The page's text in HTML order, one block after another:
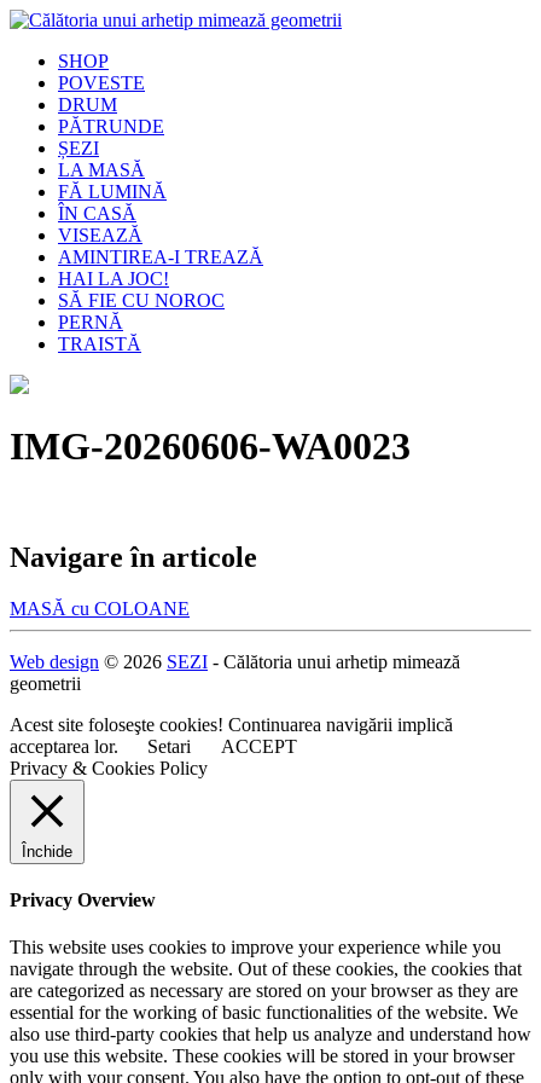
SHOP
POVESTE
DRUM
PĂTRUNDE
ȘEZI
LA MASĂ
FĂ LUMINĂ
ÎN CASĂ
VISEAZĂ
AMINTIREA-I TREAZĂ
HAI LA JOC!
SĂ FIE CU NOROC
PERNĂ
TRAISTĂ
IMG-20260606-WA0023
Navigare în articole
MASĂ cu COLOANE
Web design © 2026 SEZI - Călătoria unui arhetip mimează
geometrii
Acest site foloseşte cookies! Continuarea navigării implică
acceptarea lor.
Setari
ACCEPT
Privacy & Cookies Policy
Închide
Privacy Overview
This website uses cookies to improve your experience while you
navigate through the website. Out of these cookies, the cookies that
are categorized as necessary are stored on your browser as they are
essential for the working of basic functionalities of the website. We
also use third-party cookies that help us analyze and understand how
you use this website. These cookies will be stored in your browser
only with your consent. You also have the option to opt-out of these